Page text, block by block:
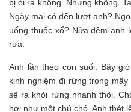
bị ói ra không. Nhưng không.
Ngày mai có đến lượt anh?
uống thuốc xổ? Nửa đêm anh
rựa.
Anh lần theo con suối. Bây
kinh nghiệm đi rừng trong
sẽ ra khỏi rừng nhanh thôi.
hơi như một chú chó. Anh thét